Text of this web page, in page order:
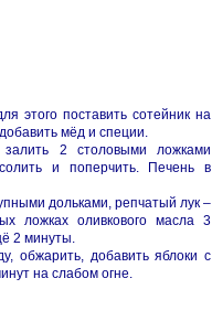
этого поставить сотейник на
мёд и специи.
2 столовыми ложками
и поперчить. Печень в
дольками, репчатый лук –
ложках оливкового масла 3
2 минуты.
обжарить, добавить яблоки с
на слабом огне.